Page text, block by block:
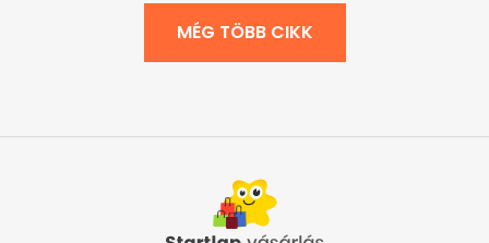
MÉG TÖBB CIKK